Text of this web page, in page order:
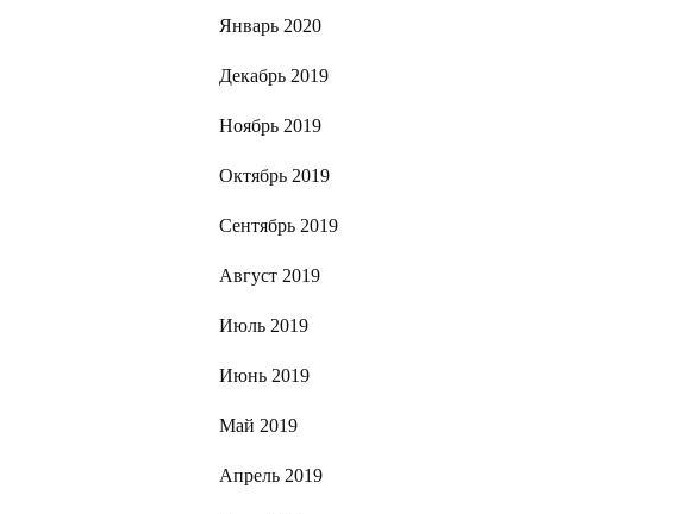
Январь 2020
Декабрь 2019
Ноябрь 2019
Октябрь 2019
Сентябрь 2019
Август 2019
Июль 2019
Июнь 2019
Май 2019
Апрель 2019